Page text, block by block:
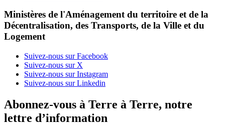
Ministères de l'Aménagement du territoire et de la
Décentralisation, des Transports, de la Ville et du
Logement
Suivez-nous sur Facebook
Suivez-nous sur X
Suivez-nous sur Instagram
Suivez-nous sur Linkedin
Abonnez-vous à Terre à Terre, notre
lettre d’information